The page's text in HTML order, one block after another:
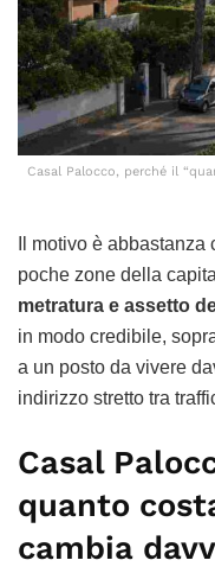
Casal Palocco, perché il
Il motivo è abbastanza
poche zone della
metratura e assetto
in modo credibile,
a un posto da vivere
indirizzo stretto tra
Casal
quanto
cambia